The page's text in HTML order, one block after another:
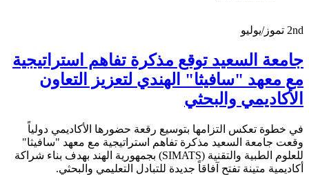
2nd تموز/يوليو
جامعة السعيد توقع مذكرة تفاهم استراتيجية
مع معهد "سافيثا" الهندي لتعزيز التعاون
الأكاديمي والبحثي
في خطوة تعكس التزامها بتوسيع رقعة حضورها الأكاديمي دولياً
وقعت جامعة السعيد مذكرة تفاهم استراتيجية مع معهد "سافيثا"
للعلوم الطبية والتقنية (SIMATS) بجمهورية الهند بهدف بناء شراكة
أكاديمية متينة تفتح آفاقاً جديدة للتبادل التعليمي والبحثي.